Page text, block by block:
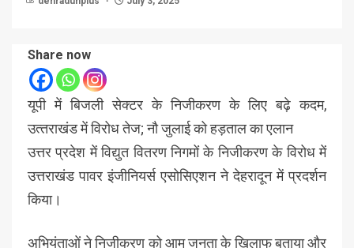
Share now
यूपी में बिजली सेक्टर के निजीकरण के लिए बढ़े कदम,
उत्‍तराखंड में विरोध तेज; नौ जुलाई को हड़ताल का एलान
उत्तर प्रदेश में विद्युत वितरण निगमों के निजीकरण के विरोध में
उत्तराखंड पावर इंजीनियर्स एसोसिएशन ने देहरादून में प्रदर्शन
किया।
अभियंताओं ने निजीकरण को आम जनता के खिलाफ बताया और